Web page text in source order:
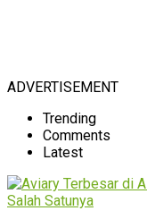
ADVERTISEMENT
Trending
Comments
Latest